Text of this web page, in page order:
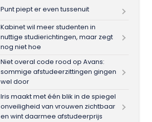
Punt piept er even tussenuit
Kabinet wil meer studenten in
nuttige studierichtingen, maar zegt
nog niet hoe
Niet overal code rood op Avans:
sommige afstudeerzittingen gingen
wel door
Iris maakt met één blik in de spiegel
onveiligheid van vrouwen zichtbaar
en wint daarmee afstudeerprijs